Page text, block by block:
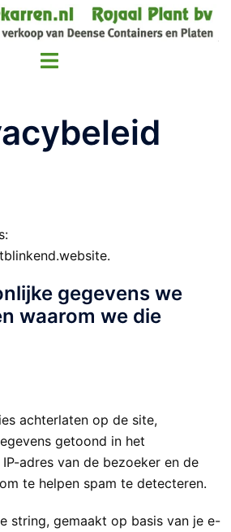
gegevens we
waarom we die
achterlaten op de site,
getoond in het
adres van de bezoeker en de
te helpen spam te detecteren.
string, gemaakt op basis van je e-